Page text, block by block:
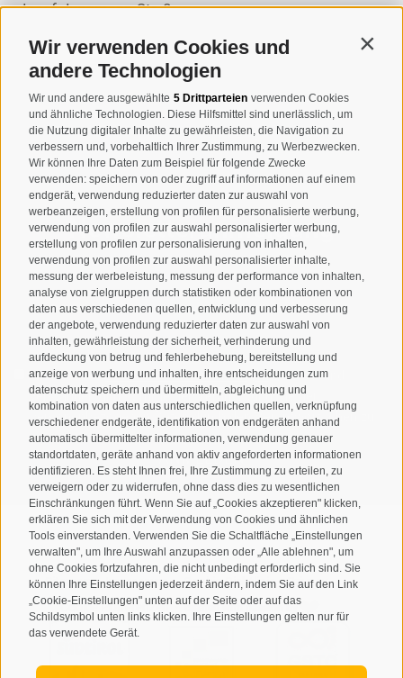
Wir verwenden Cookies und
andere Technologien
Wir und andere ausgewählte 5 Drittparteien verwenden Cookies
und ähnliche Technologien. Diese Hilfsmittel sind unerlässlich, um
die Nutzung digitaler Inhalte zu gewährleisten, die Navigation zu
verbessern und, vorbehaltlich Ihrer Zustimmung, zu Werbezwecken.
Wir können Ihre Daten zum Beispiel für folgende Zwecke
verwenden: speichern von oder zugriff auf informationen auf einem
endgerät, verwendung reduzierter daten zur auswahl von
werbeanzeigen, erstellung von profilen für personalisierte werbung,
verwendung von profilen zur auswahl personalisierter werbung,
erstellung von profilen zur personalisierung von inhalten,
verwendung von profilen zur auswahl personalisierter inhalte,
messung der werbeleistung, messung der performance von inhalten,
analyse von zielgruppen durch statistiken oder kombinationen von
daten aus verschiedenen quellen, entwicklung und verbesserung
der angebote, verwendung reduzierter daten zur auswahl von
inhalten, gewährleistung der sicherheit, verhinderung und
aufdeckung von betrug und fehlerbehebung, bereitstellung und
anzeige von werbung und inhalten, ihre entscheidungen zum
datenschutz speichern und übermitteln, abgleichung und
kombination von daten aus unterschiedlichen quellen, verknüpfung
verschiedener endgeräte, identifikation von endgeräten anhand
automatisch übermittelter informationen, verwendung genauer
standortdaten, geräte anhand von aktiv angeforderten informationen
identifizieren. Es steht Ihnen frei, Ihre Zustimmung zu erteilen, zu
verweigern oder zu widerrufen, ohne dass dies zu wesentlichen
Einschränkungen führt. Wenn Sie auf „Cookies akzeptieren" klicken,
erklären Sie sich mit der Verwendung von Cookies und ähnlichen
Tools einverstanden. Verwenden Sie die Schaltfläche „Einstellungen
verwalten", um Ihre Auswahl anzupassen oder „Alle ablehnen", um
ohne Cookies fortzufahren, die nicht unbedingt erforderlich sind. Sie
können Ihre Einstellungen jederzeit ändern, indem Sie auf den Link
„Cookie-Einstellungen" unten auf der Seite oder auf das
Schildsymbol unten links klicken. Ihre Einstellungen gelten nur für
das verwendete Gerät.
Josef-Jungmann-Str. 8
MWSt.-Nr: 00518320213
T+39 0474 678076
info@taufers.com
Newsletteranmeldung
Ich habe dieDatenschutzbestimmungengelesen und
verstanden und stimme der Verarbeitung meiner
personenbezogenen Daten durch den Verantwortlichen zu
ANMELDEN
Sitemap • Impressum • Cookie-Richtlinie • Privacy •
Cookie Präferenzen • created with passion by